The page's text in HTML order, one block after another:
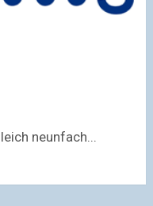
neunfach...